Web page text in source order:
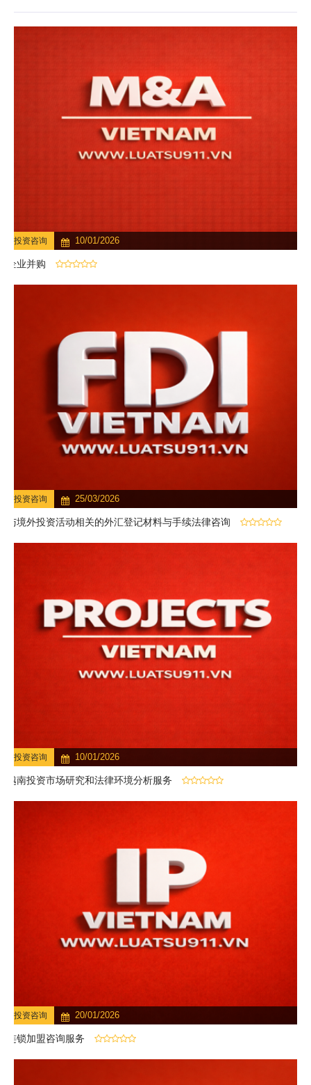
投资咨询 10/01/2026
企业并购
投资咨询 25/03/2026
与境外投资活动相关的外汇登记材料与手续法律咨询
投资咨询 10/01/2026
越南投资市场研究和法律环境分析服务
投资咨询 20/01/2026
连锁加盟咨询服务